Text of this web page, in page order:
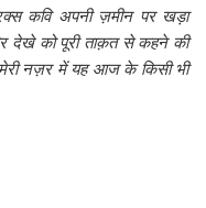
कवि अपनी ज़मीन पर खड़ा
देखे को पूरी ताक़त से कहने की
नज़र में यह आज के किसी भी